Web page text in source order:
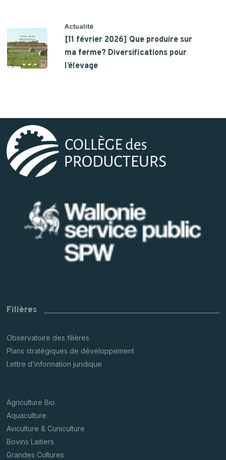
Actualité
[11 février 2026] Que produire sur
ma ferme? Diversifications pour
l’élevage
Filières
Observatoire des filières
Plans stratégiques de développement
Lettre d’information juridique
Agriculture Bio
Aquaculture
Aviculture & Cuniculture
Bovins Laitiers
Grandes Cultures